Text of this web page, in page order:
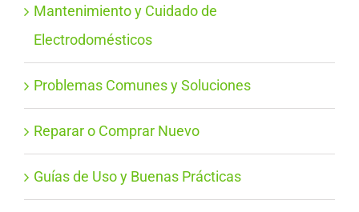
Mantenimiento y Cuidado de
Electrodomésticos
Problemas Comunes y Soluciones
Reparar o Comprar Nuevo
Guías de Uso y Buenas Prácticas